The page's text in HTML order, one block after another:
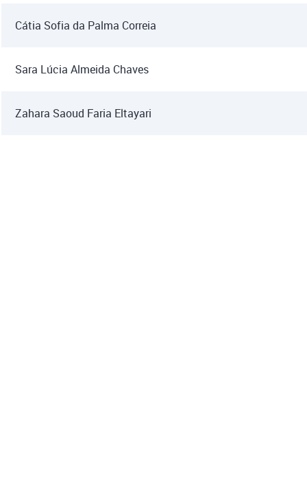
Cátia Sofia da Palma Correia
Sara Lúcia Almeida Chaves
Zahara Saoud Faria Eltayari